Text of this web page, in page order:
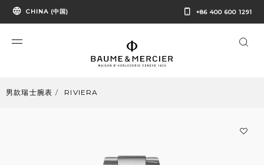
CHINA (中国) +86 400 600 1291
男款瑞士腕表 RIVIERA